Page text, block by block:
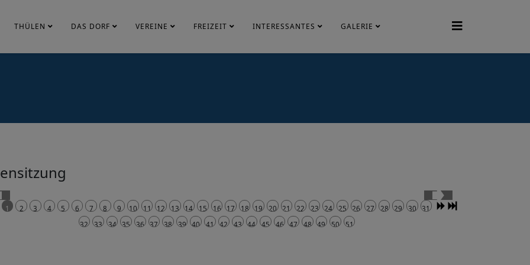
THÜLEN DAS DORF VEREINE FREIZEIT INTERESSANTES GALERIE
1 2 3 4 5 6 7 8 9 10 11 12 13 14 15 16 17 18 19 20 21 22 23 24 25 26 27 28 29 30
31
32
33 34 35 36 37 38 39 40 41 42 43 44 45 46 47 48 49 50 51